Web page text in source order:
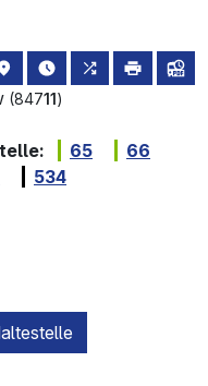
(84711)
Haltestellenstandort auf
die nächsten
alle Linien,
drucken
65
66
534